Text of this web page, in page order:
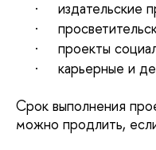
·
издательские
·
·
проекты
·
карьерные и
Срок выполнения
можно продлить,